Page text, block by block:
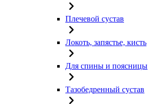
Плечевой сустав
Локоть, запястье, кисть
Для спины и поясницы
Тазобедренный сустав